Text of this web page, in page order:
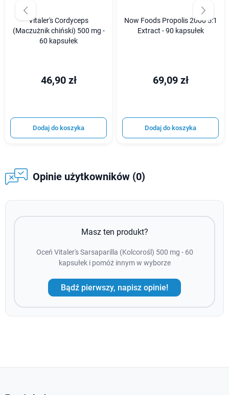
Vitaler's Cordyceps
(Maczużnik chiński) 500 mg -
60 kapsułek
46,90 zł
Dodaj do koszyka
Now Foods Propolis 2000 5:1
Extract - 90 kapsułek
69,09 zł
Dodaj do koszyka
Opinie użytkowników (0)
Masz ten produkt?
Oceń Vitaler's Sarsaparilla (Kolcorośl) 500 mg - 60
kapsułek i pomóż innym w wyborze
Bądź pierwszy, napisz opinie!